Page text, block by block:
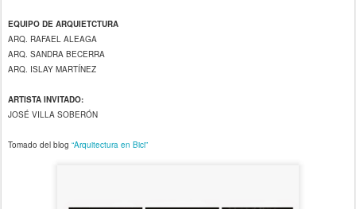
EQUIPO DE ARQUIETCTURA
ARQ. RAFAEL ALEAGA
ARQ. SANDRA BECERRA
ARQ. ISLAY MARTÍNEZ
ARTISTA INVITADO:
JOSÉ VILLA SOBERÓN
Tomado del blog “Arquitectura en Bici”